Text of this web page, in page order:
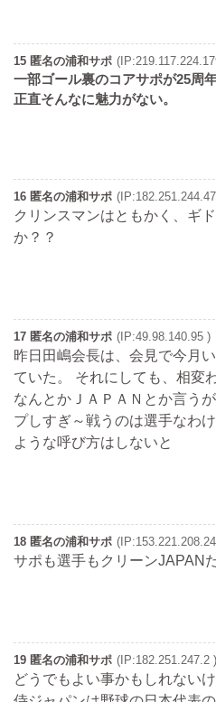
15 匿名の浦和サポ
一部ゴール裏のコアサポが25周
正直そんなに魅力がない。
16 匿名の浦和サポ
クリンスマンはともかく、ギ
か？？
17 匿名の浦和サポ (IP:49.98.140.95 )
昨日田嶋会長は、会見で今月
ていた。 それにしても、相変
なんとかＪＡＰＡＮとか言う
プしすぎ～戦うのは選手なわ
ような呼び方はしないと
18 匿名の浦和サポ
サポも選手もクリーンJAPANだ
19 匿名の浦和サポ (IP:182.251.247.2 )
どうでもよい事かもしれない